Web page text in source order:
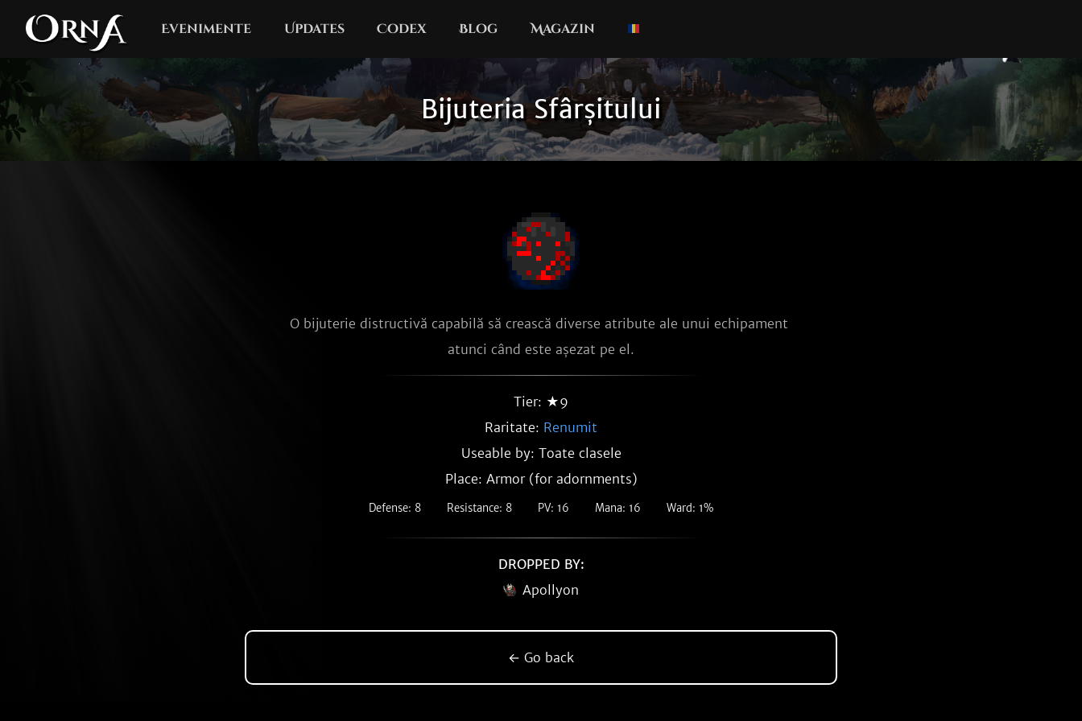
Evenimente Updates Codex Blog Magazin
Bijuteria Sfârșitului
O bijuterie distructivă capabilă să crească diverse atribute ale unui echipament
atunci când este așezat pe el.
Tier: ★9
Raritate: Renumit
Useable by: Toate clasele
Place: Armor (for adornments)
Defense: 8 Resistance: 8 PV: 16 Mana: 16 Ward: 1%
DROPPED BY:
Apollyon
← Go back